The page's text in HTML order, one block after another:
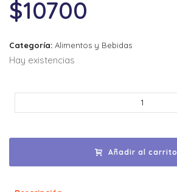
$10700
Categoría: Alimentos y Bebidas
Hay existencias
Añadir al carrito